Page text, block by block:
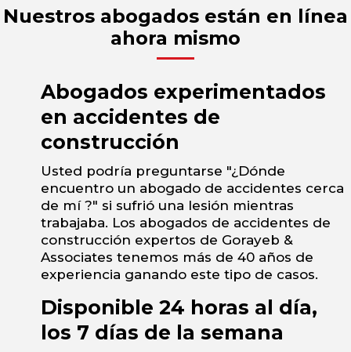
Nuestros abogados están en línea
ahora mismo
Abogados experimentados
en accidentes de
construcción
Usted podría preguntarse "¿Dónde
encuentro un abogado de accidentes cerca
de mí ?" si sufrió una lesión mientras
trabajaba. Los abogados de accidentes de
construcción expertos de Gorayeb &
Associates tenemos más de 40 años de
experiencia ganando este tipo de casos.
Disponible 24 horas al día,
los 7 días de la semana